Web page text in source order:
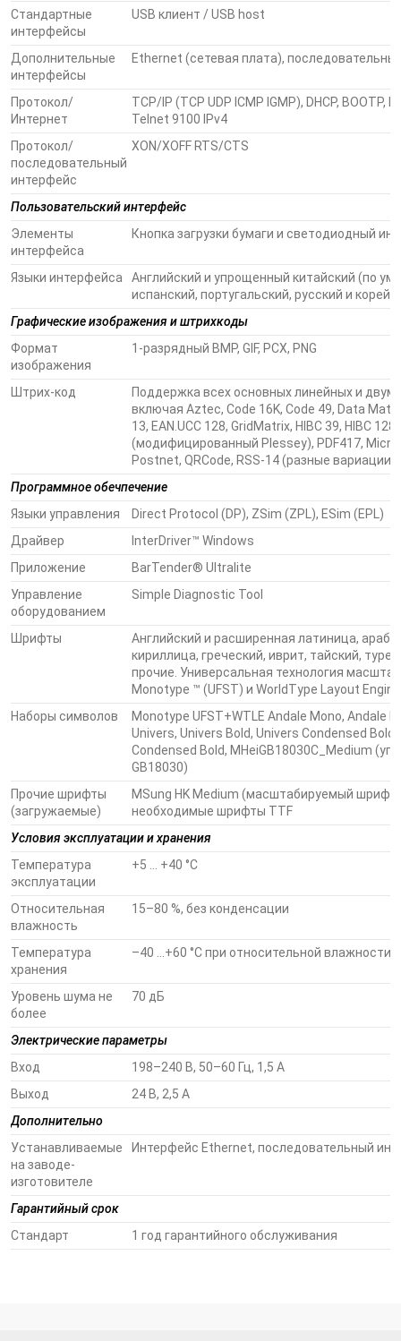
Стандартные
интерфейсы
USB клиент / USB host
Дополнительные
интерфейсы
Ethernet (сетевая плата),
Протокол/
Интернет
TCP/IP (TCP UDP ICMP IGMP), DHCP, BOOTP,
Telnet 9100 IPv4
Протокол/
последовательный
интерфейс
XON/XOFF RTS/CTS
Пользовательский интерфейс
Элементы
интерфейса
Кнопка загрузки бумаги и светодиодный
Языки интерфейса
Английский и упрощенный китайский (по
испанский, португальский, русский и
Графические изображения и штрихкоды
Формат
изображения
1-разрядный BMP, GIF, PCX, PNG
Штрих-код
Поддержка всех основных линейных и
включая Aztec, Code 16K, Code 49, Data
13, EAN.UCC 128, GridMatrix, HIBC 39, HIBC
(модифицированный Plessey), PDF417, Micro
Postnet, QRCode, RSS-14 (разные вариации),
Программное обечпечение
Языки управления
Direct Protocol (DP), ZSim (ZPL), ESim (EPL)
Драйвер
InterDriver™ Windows
Приложение
BarTender® Ultralite
Управление
оборудованием
Simple Diagnostic Tool
Шрифты
Английский и расширенная латиница,
кириллица, греческий, иврит, тайский,
прочие. Универсальная технология
Monotype ™ (UFST) и WorldType Layout
Наборы символов
Monotype UFST+WTLE Andale Mono, Andale
Univers, Univers Bold, Univers Condensed
Condensed Bold, MHeiGB18030C_Medium
GB18030)
Прочие шрифты
(загружаемые)
MSung HK Medium (масштабируемый шрифт
необходимые шрифты TTF
Условия эксплуатации и хранения
Температура
эксплуатации
+5 ... +40 °C
Относительная
влажность
15–80 %, без конденсации
Температура
хранения
–40 ...+60 °C при относительной влажности
Уровень шума не
более
70 дБ
Электрические параметры
Вход
198–240 В, 50–60 Гц, 1,5 А
Выход
24 В, 2,5 А
Дополнительно
Устанавливаемые
на заводе-
изготовителе
Интерфейс Ethernet, последовательный
Гарантийный срок
Стандарт
1 год гарантийного обслуживания